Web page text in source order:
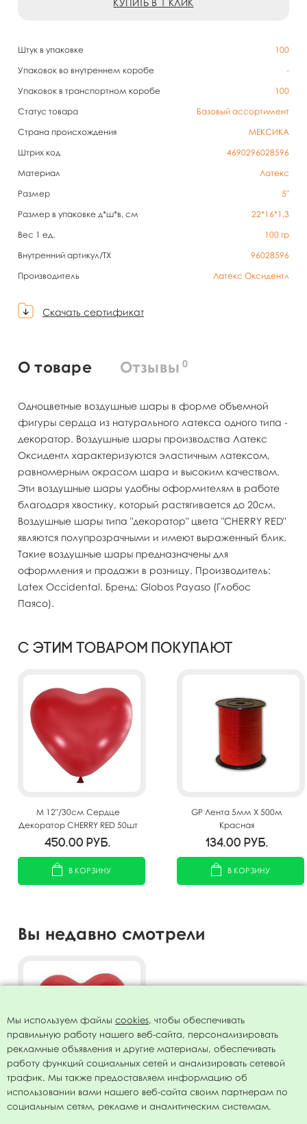
Штук в упаковке
100
Упаковок во внутреннем коробе
-
Упаковок в транспортном коробе
100
Статус товара
Базовый ассортимент
Страна происхождения
МЕКСИКА
Штрих код
4690296028596
Материал
Латекс
Размер
5"
Размер в упаковке д*ш*в, см
22*16*1,3
Вес 1 ед.
100 гр
Внутренний артикул/TX
96028596
Производитель
Латекс Оксидентл
Скачать сертификат
КУПИТЬ В 1 КЛИК
О товаре Отзывы 0
Одноцветные воздушные шары в форме объемной
фигуры сердца из натурального латекса одного типа -
декоратор. Воздушные шары производства Латекс
Оксидентл характеризуются эластичным латексом,
равномерным окрасом шара и высоким качеством.
Эти воздушные шары удобны оформителям в работе
благодаря хвостику, который растягивается до 20см.
Воздушные шары типа "декоратор" цвета "CHERRY RED"
являются полупрозрачными и имеют выраженный блик.
Такие воздушные шары предназначены для
оформления и продажи в розницу. Производитель:
Latex Occidental. Бренд: Globos Payaso (Глобос
Паясо).
С этим товаром покупают
M 12"/30см Сердце
Декоратор CHERRY RED 50шт
450.00 руб.
В КОРЗИНУ
GP Лента 5мм X 500м
Красная
134.00 руб.
В КОРЗИНУ
Вы недавно смотрели
5"/13см Сердце Декоратор
CHERRY RED 100шт
Мы используем файлы cookies, чтобы обеспечивать
правильную работу нашего веб-сайта, персонализировать
рекламные объявления и другие материалы, обеспечивать
работу функций социальных сетей и анализировать сетевой
трафик. Мы также предоставляем информацию об
использовании вами нашего веб-сайта своим партнерам по
социальным сетям, рекламе и аналитическим системам.